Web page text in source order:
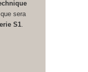
sera
S1.